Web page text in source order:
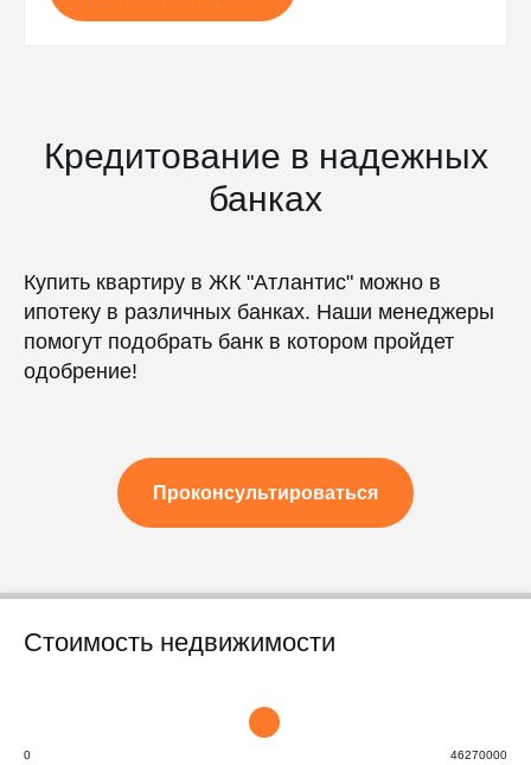
Кредитование в надежных
банках
Купить квартиру в ЖК "Атлантис" можно в
ипотеку в различных банках. Наши менеджеры
помогут подобрать банк в котором пройдет
одобрение!
Проконсультироваться
Стоимость недвижимости
0 46270000